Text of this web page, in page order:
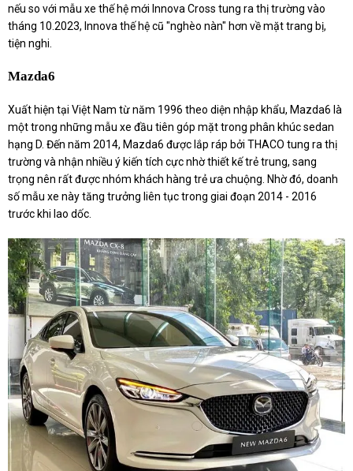
nếu so với mẫu xe thế hệ mới Innova Cross tung ra thị trường vào
tháng 10.2023, Innova thế hệ cũ "nghèo nàn" hơn về mặt trang bị,
tiện nghi.
Mazda6
Xuất hiện tại Việt Nam từ năm 1996 theo diện nhập khẩu, Mazda6 là
một trong những mẫu xe đầu tiên góp mặt trong phân khúc sedan
hạng D. Đến năm 2014, Mazda6 được lắp ráp bởi THACO tung ra thị
trường và nhận nhiều ý kiến tích cực nhờ thiết kế trẻ trung, sang
trọng nên rất được nhóm khách hàng trẻ ưa chuộng. Nhờ đó, doanh
số mẫu xe này tăng trưởng liên tục trong giai đoạn 2014 - 2016
trước khi lao dốc.